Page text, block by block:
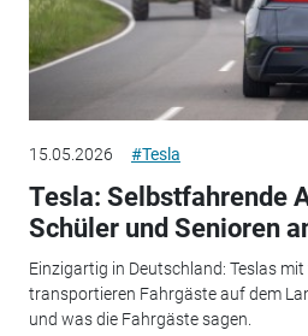
15.05.2026 #Tesla
Tesla: Selbstfahrende
Schüler und Senioren
Einzigartig in Deutschland: Teslas
transportieren Fahrgäste auf dem
und was die Fahrgäste sagen.